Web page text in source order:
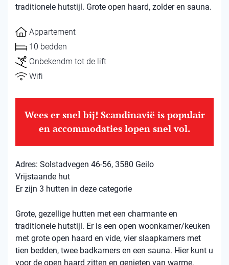
traditionele hutstijl. Grote open haard, zolder en sauna.
Appartement
10 bedden
Onbekendm tot de lift
Wifi
Wees er snel bij! Scandinavië is populair
en accommodaties lopen snel vol.
Adres: Solstadvegen 46-56, 3580 Geilo
Vrijstaande hut
Er zijn 3 hutten in deze categorie
Grote, gezellige hutten met een charmante en
traditionele hutstijl. Er is een open woonkamer/keuken
met grote open haard en vide, vier slaapkamers met
tien bedden, twee badkamers en een sauna. Hier kunt u
voor de open haard zitten en genieten van warme,